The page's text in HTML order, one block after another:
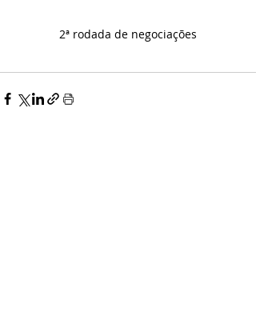
2ª rodada de negociações